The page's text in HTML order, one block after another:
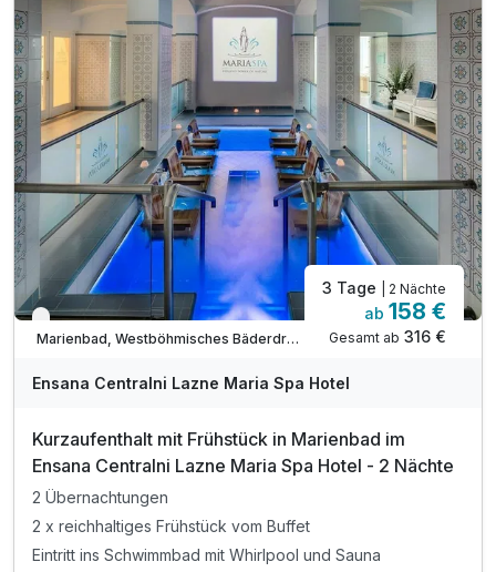
Verfügbar bis Dezember
Marienbad, Westböhmisches Bäderdreieck
3 Tage | 2 Nächte
ab 158 €
Gesamt ab 316 €
Ensana Centralni Lazne Maria Spa Hotel
Kurzaufenthalt mit Frühstück in Marienbad im
Ensana Centralni Lazne Maria Spa Hotel - 2 Nächte
2 Übernachtungen
2 x reichhaltiges Frühstück vom Buffet
Eintritt ins Schwimmbad mit Whirlpool und Sauna